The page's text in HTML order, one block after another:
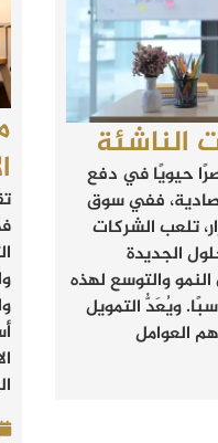
الناشئة
حيويًا في دفع
ففي سوق
تلعب الشركات
الجديدة
النمو والتوسع لهذه
ويُعَدُّ التمويل
العوامل